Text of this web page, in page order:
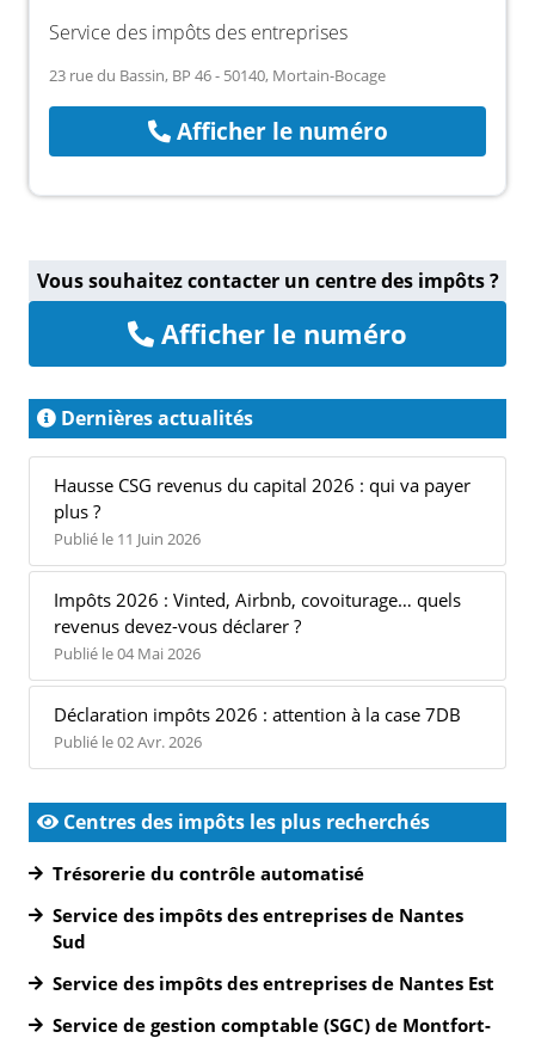
Service des impôts des entreprises
23 rue du Bassin, BP 46 - 50140, Mortain-Bocage
Afficher le numéro
Vous souhaitez contacter un centre des impôts ?
Afficher le numéro
Dernières actualités
Hausse CSG revenus du capital 2026 : qui va payer
plus ?
Publié le 11 Juin 2026
Impôts 2026 : Vinted, Airbnb, covoiturage… quels
revenus devez-vous déclarer ?
Publié le 04 Mai 2026
Déclaration impôts 2026 : attention à la case 7DB
Publié le 02 Avr. 2026
Centres des impôts les plus recherchés
Trésorerie du contrôle automatisé
Service des impôts des entreprises de Nantes
Sud
Service des impôts des entreprises de Nantes Est
Service de gestion comptable (SGC) de Montfort-